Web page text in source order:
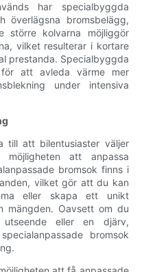
har specialbyggda
överlägsna bromsbelägg,
större kolvarna möjliggör
vilket resulterar i kortare
prestanda. Specialbyggda
att avleda värme mer
under intensiva
till att bilentusiaster väljer
möjligheten att anpassa
bromsok finns i
vilket gör att du kan
eller skapa ett unikt
mängden. Oavsett om du
eller en djärv,
bromsok